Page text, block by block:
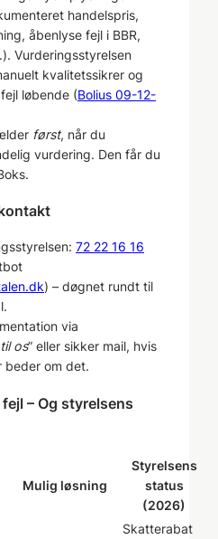
handelspris,
åbenlyse fejl i BBR,
Vurderingsstyrelsen
kvalitetssikrer og
løbende (Bolius 09-12-
først, når du
vurdering. Den får du
72 22 16 16
) – døgnet rundt til
via
os” eller sikker mail, hvis
beder om det.
– Og styrelsens
Mulig løsning
Styrelsens
status
(2026)
Skatterabat